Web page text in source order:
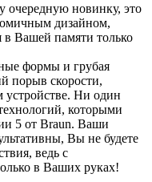
очередную новинку, это
дизайном,
в Вашей памяти только
формы и грубая
порыв скорости,
устройстве. Ни один
которыми
5 от Braun. Ваши
Вы не будете
ведь с
в Ваших руках!